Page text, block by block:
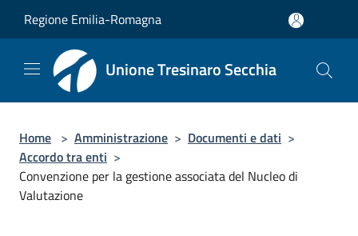
Regione Emilia-Romagna
Unione Tresinaro Secchia
Home > Amministrazione > Documenti e dati >
Accordo tra enti >
Convenzione per la gestione associata del Nucleo di
Valutazione